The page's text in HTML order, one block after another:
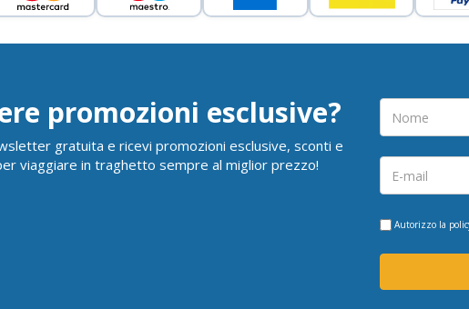
promozioni esclusive?
gratuita e ricevi promozioni esclusive, sconti e
viaggiare in traghetto sempre al miglior prezzo!
Autorizzo la